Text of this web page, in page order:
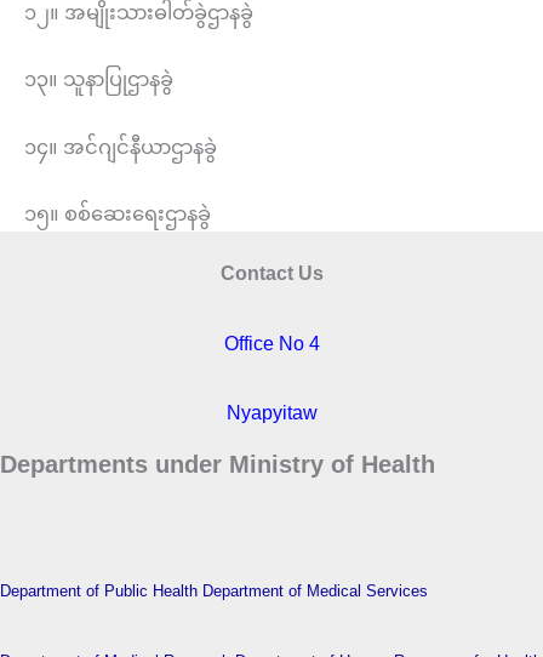
၁၂။ အမျိုးသားဓါတ်ခွဲဌာနခွဲ
၁၃။ သူနာပြုဌာနခွဲ
၁၄။ အင်ဂျင်နီယာဌာနခွဲ
၁၅။ စစ်ဆေးရေးဌာနခွဲ
Contact Us
Office No 4
Nyapyitaw
Departments under Ministry of Health
Department of Public Health Department of Medical Services